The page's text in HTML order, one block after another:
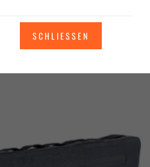
SCHLIESSEN